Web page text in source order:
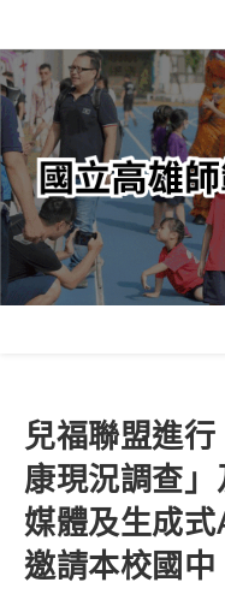
轉
至
主
內
容
兒福聯盟進
康現況調查
媒體及生成式
邀請本校國